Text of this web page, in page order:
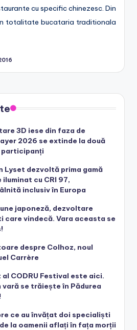
cu specific chinezesc. Din
totalitate bucataria traditionala
3D iese din faza de
2026 se extinde la două
participanți
Lyset dezvoltă prima gamă
cu CRI 97,
inclusiv în Europa
japoneză, dezvoltare
care vindecă. Vara aceasta se
despre Colhoz, noul
Carrère
CODRU Festival este aici.
vară se trăiește în Pădurea
ce au învățat doi specialiști
la oamenii aflați în fața morții